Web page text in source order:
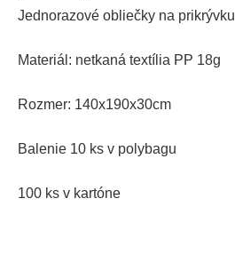
Jednorazové obliečky na prikrývku
Materiál: netkaná textília PP 18g
Rozmer: 140x190x30cm
Balenie 10 ks v polybagu
100 ks v kartóne